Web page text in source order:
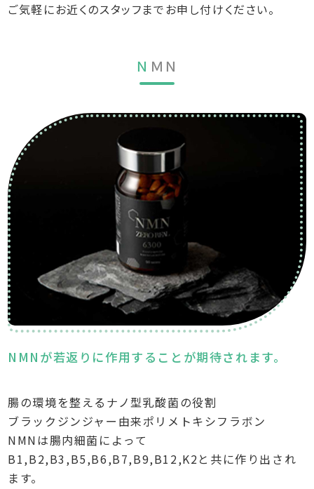
ご気軽にお近くのスタッフまでお申し付けください。
Ｎ ＭＮ
NMNが若返りに作用することが期待されます。
腸の環境を整えるナノ型乳酸菌の役割
ブラックジンジャー由来ポリメトキシフラボン
NMNは腸内細菌によって
B1,B2,B3,B5,B6,B7,B9,B12,K2と共に作り出され
ます。